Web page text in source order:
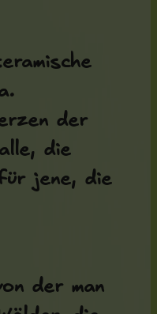
der
die
jene, die
der man